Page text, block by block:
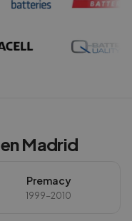
enMadrid
Premacy
1999-2010